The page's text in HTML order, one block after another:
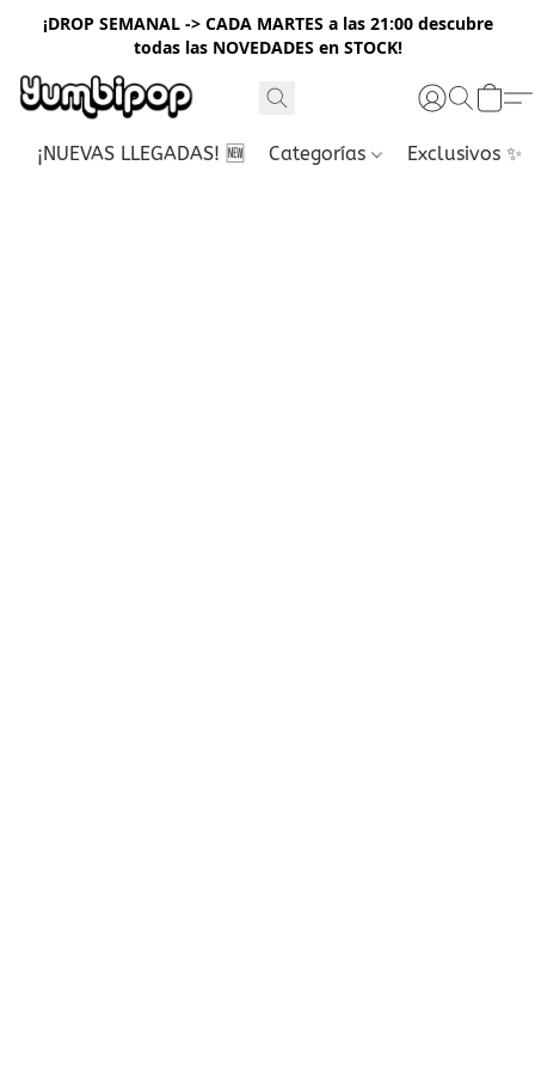
¡DROP SEMANAL -> CADA MARTES a las 21:00 descubre
todas las NOVEDADES en STOCK!
¡NUEVAS LLEGADAS! 🆕 Categorías Exclusivos ✨